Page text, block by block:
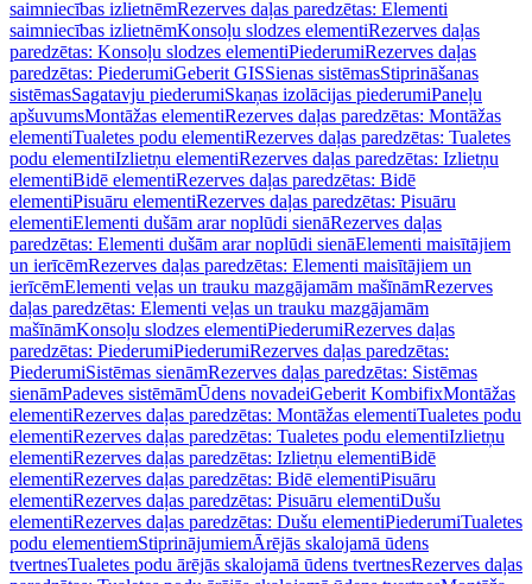
saimniecības izlietnēmRezerves daļas paredzētas: Elementi
saimniecības izlietnēmKonsoļu slodzes elementiRezerves daļas
paredzētas: Konsoļu slodzes elementiPiederumiRezerves daļas
paredzētas: PiederumiGeberit GISSienas sistēmasStiprināšanas
sistēmasSagatavju piederumiSkaņas izolācijas piederumiPaneļu
apšuvumsMontāžas elementiRezerves daļas paredzētas: Montāžas
elementiTualetes podu elementiRezerves daļas paredzētas: Tualetes
podu elementiIzlietņu elementiRezerves daļas paredzētas: Izlietņu
elementiBidē elementiRezerves daļas paredzētas: Bidē
elementiPisuāru elementiRezerves daļas paredzētas: Pisuāru
elementiElementi dušām arar noplūdi sienāRezerves daļas
paredzētas: Elementi dušām arar noplūdi sienāElementi maisītājiem
un ierīcēmRezerves daļas paredzētas: Elementi maisītājiem un
ierīcēmElementi veļas un trauku mazgājamām mašīnāmRezerves
daļas paredzētas: Elementi veļas un trauku mazgājamām
mašīnāmKonsoļu slodzes elementiPiederumiRezerves daļas
paredzētas: PiederumiPiederumiRezerves daļas paredzētas:
PiederumiSistēmas sienāmRezerves daļas paredzētas: Sistēmas
sienāmPadeves sistēmāmŪdens novadeiGeberit KombifixMontāžas
elementiRezerves daļas paredzētas: Montāžas elementiTualetes podu
elementiRezerves daļas paredzētas: Tualetes podu elementiIzlietņu
elementiRezerves daļas paredzētas: Izlietņu elementiBidē
elementiRezerves daļas paredzētas: Bidē elementiPisuāru
elementiRezerves daļas paredzētas: Pisuāru elementiDušu
elementiRezerves daļas paredzētas: Dušu elementiPiederumiTualetes
podu elementiemStiprinājumiemĀrējās skalojamā ūdens
tvertnesTualetes podu ārējās skalojamā ūdens tvertnesRezerves daļas